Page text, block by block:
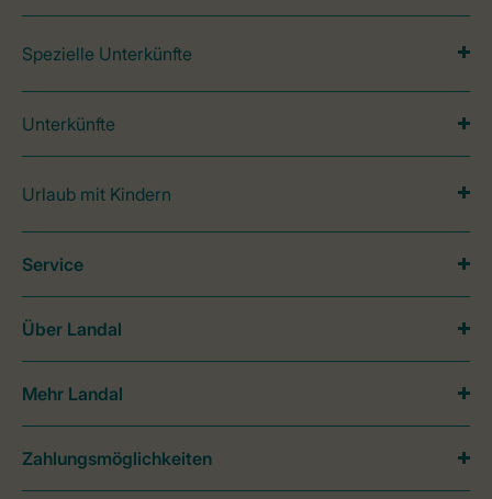
Spezielle Unterkünfte
Unterkünfte
Urlaub mit Kindern
Service
Über Landal
Mehr Landal
Zahlungsmöglichkeiten